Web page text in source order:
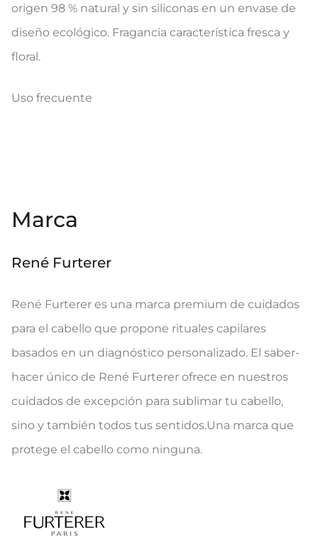
origen 98 % natural y sin siliconas en un envase de
diseño ecológico. Fragancia característica fresca y
floral.
Uso frecuente
Marca
René Furterer
René Furterer es una marca premium de cuidados
para el cabello que propone rituales capilares
basados en un diagnóstico personalizado. El saber-
hacer único de René Furterer ofrece en nuestros
cuidados de excepción para sublimar tu cabello,
sino y también todos tus sentidos.Una marca que
protege el cabello como ninguna.